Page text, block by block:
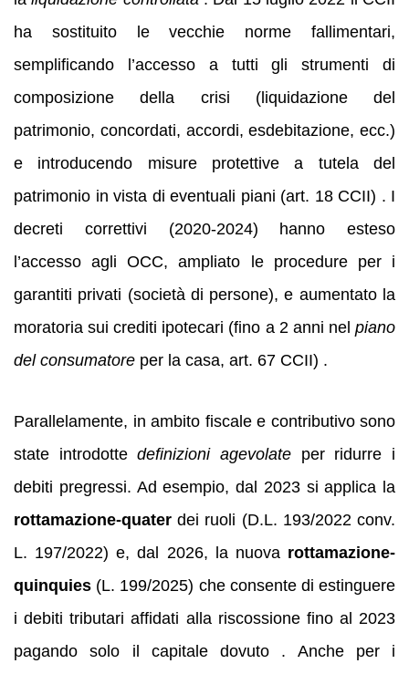
ha sostituito le vecchie norme fallimentari,
semplificando l’accesso a tutti gli strumenti di
composizione della crisi (liquidazione del
patrimonio, concordati, accordi, esdebitazione, ecc.)
e introducendo misure protettive a tutela del
patrimonio in vista di eventuali piani (art. 18 CCII) . I
decreti correttivi (2020-2024) hanno esteso
l’accesso agli OCC, ampliato le procedure per i
garantiti privati (società di persone), e aumentato la
moratoria sui crediti ipotecari (fino a 2 anni nel piano
del consumatore per la casa, art. 67 CCII) .
Parallelamente, in ambito fiscale e contributivo sono
state introdottedefinizioni agevolate per ridurre i
debiti pregressi. Ad esempio, dal 2023 si applica la
rottamazione-quater dei ruoli (D.L. 193/2022 conv.
L. 197/2022) e, dal 2026, la nuova rottamazione-
quinquies (L. 199/2025) che consente di estinguere
i debiti tributari affidati alla riscossione fino al 2023
pagando solo il capitale dovuto . Anche per i